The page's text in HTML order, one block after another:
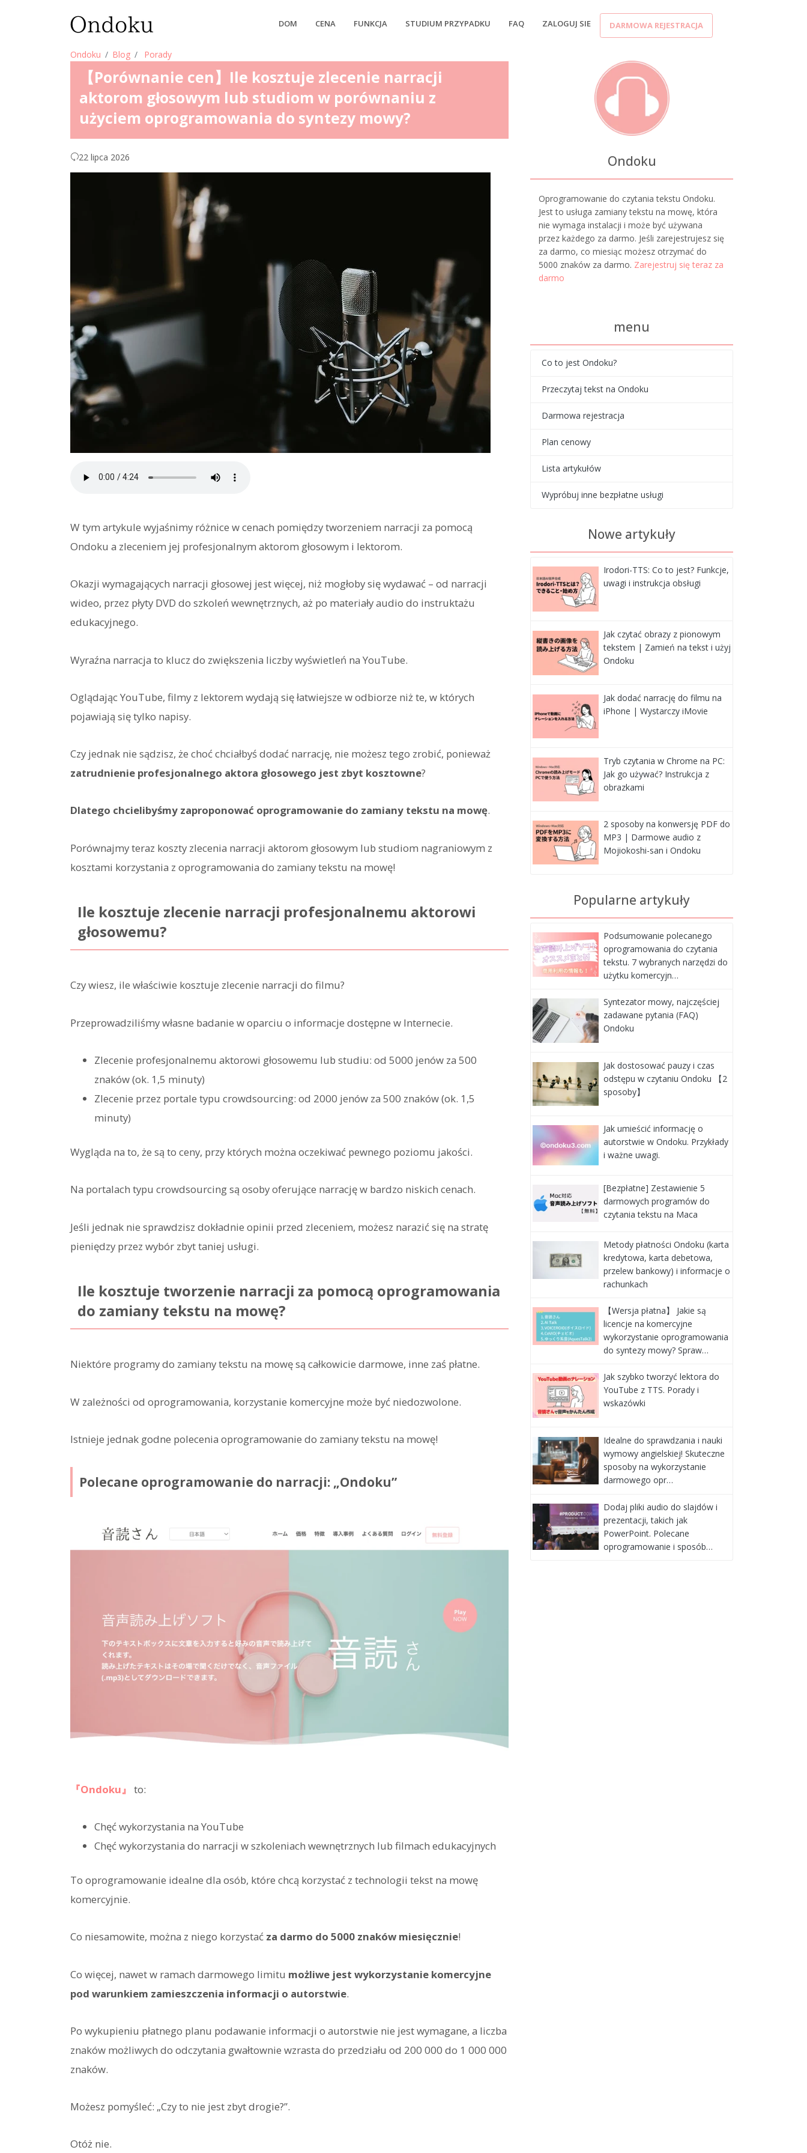
DOM CENA FUNKCJA STUDIUM PRZYPADKU FAQ ZALOGUJ SIE DARMOWA REJESTRACJA
Ondoku Blog Porady
【Porównanie cen】Ile kosztuje zlecenie narracji
aktorom głosowym lub studiom w porównaniu z
użyciem oprogramowania do syntezy mowy?
22 lipca 2026
W tym artykule wyjaśnimy różnice w cenach pomiędzy tworzeniem narracji za pomocą
Ondoku a zleceniem jej profesjonalnym aktorom głosowym i lektorom.
Okazji wymagających narracji głosowej jest więcej, niż mogłoby się wydawać – od narracji
wideo, przez płyty DVD do szkoleń wewnętrznych, aż po materiały audio do instruktażu
edukacyjnego.
Wyraźna narracja to klucz do zwiększenia liczby wyświetleń na YouTube.
Oglądając YouTube, filmy z lektorem wydają się łatwiejsze w odbiorze niż te, w których
pojawiają się tylko napisy.
Czy jednak nie sądzisz, że choć chciałbyś dodać narrację, nie możesz tego zrobić, ponieważ
zatrudnienie profesjonalnego aktora głosowego jest zbyt kosztowne?
Dlatego chcielibyśmy zaproponować oprogramowanie do zamiany tekstu na mowę.
Porównajmy teraz koszty zlecenia narracji aktorom głosowym lub studiom nagraniowym z
kosztami korzystania z oprogramowania do zamiany tekstu na mowę!
Ile kosztuje zlecenie narracji profesjonalnemu aktorowi
głosowemu?
Czy wiesz, ile właściwie kosztuje zlecenie narracji do filmu?
Przeprowadziliśmy własne badanie w oparciu o informacje dostępne w Internecie.
Zlecenie profesjonalnemu aktorowi głosowemu lub studiu: od 5000 jenów za 500
znaków (ok. 1,5 minuty)
Zlecenie przez portale typu crowdsourcing: od 2000 jenów za 500 znaków (ok. 1,5
minuty)
Wygląda na to, że są to ceny, przy których można oczekiwać pewnego poziomu jakości.
Na portalach typu crowdsourcing są osoby oferujące narrację w bardzo niskich cenach.
Jeśli jednak nie sprawdzisz dokładnie opinii przed zleceniem, możesz narazić się na stratę
pieniędzy przez wybór zbyt taniej usługi.
Ile kosztuje tworzenie narracji za pomocą oprogramowania
do zamiany tekstu na mowę?
Niektóre programy do zamiany tekstu na mowę są całkowicie darmowe, inne zaś płatne.
W zależności od oprogramowania, korzystanie komercyjne może być niedozwolone.
Istnieje jednak godne polecenia oprogramowanie do zamiany tekstu na mowę!
Polecane oprogramowanie do narracji: „Ondoku”
『Ondoku』 to:
Chęć wykorzystania na YouTube
Chęć wykorzystania do narracji w szkoleniach wewnętrznych lub filmach edukacyjnych
To oprogramowanie idealne dla osób, które chcą korzystać z technologii tekst na mowę
komercyjnie.
Co niesamowite, można z niego korzystać za darmo do 5000 znaków miesięcznie!
Co więcej, nawet w ramach darmowego limitu możliwe jest wykorzystanie komercyjne
pod warunkiem zamieszczenia informacji o autorstwie.
Po wykupieniu płatnego planu podawanie informacji o autorstwie nie jest wymagane, a liczba
znaków możliwych do odczytania gwałtownie wzrasta do przedziału od 200 000 do 1 000 000
znaków.
Możesz pomyśleć: „Czy to nie jest zbyt drogie?”.
Otóż nie.
Ondoku
Oprogramowanie do czytania tekstu Ondoku.
Jest to usługa zamiany tekstu na mowę, która
nie wymaga instalacji i może być używana
przez każdego za darmo. Jeśli zarejestrujesz się
za darmo, co miesiąc możesz otrzymać do
5000 znaków za darmo. Zarejestruj się teraz za
darmo
menu
Co to jest Ondoku?
Przeczytaj tekst na Ondoku
Darmowa rejestracja
Plan cenowy
Lista artykułów
Wypróbuj inne bezpłatne usługi
Nowe artykuły
Irodori-TTS: Co to jest? Funkcje,
uwagi i instrukcja obsługi
Jak czytać obrazy z pionowym
tekstem | Zamień na tekst i użyj
Ondoku
Jak dodać narrację do filmu na
iPhone | Wystarczy iMovie
Tryb czytania w Chrome na PC:
Jak go używać? Instrukcja z
obrazkami
2 sposoby na konwersję PDF do
MP3 | Darmowe audio z
Mojiokoshi-san i Ondoku
Popularne artykuły
Podsumowanie polecanego
oprogramowania do czytania
tekstu. 7 wybranych narzędzi do
użytku komercyjn…
Syntezator mowy, najczęściej
zadawane pytania (FAQ)
Ondoku
Jak dostosować pauzy i czas
odstępu w czytaniu Ondoku 【2
sposoby】
Jak umieścić informację o
autorstwie w Ondoku. Przykłady
i ważne uwagi.
[Bezpłatne] Zestawienie 5
darmowych programów do
czytania tekstu na Maca
Metody płatności Ondoku (karta
kredytowa, karta debetowa,
przelew bankowy) i informacje o
rachunkach
【Wersja płatna】 Jakie są
licencje na komercyjne
wykorzystanie oprogramowania
do syntezy mowy? Spraw…
Jak szybko tworzyć lektora do
YouTube z TTS. Porady i
wskazówki
Idealne do sprawdzania i nauki
wymowy angielskiej! Skuteczne
sposoby na wykorzystanie
darmowego opr…
Dodaj pliki audio do slajdów i
prezentacji, takich jak
PowerPoint. Polecane
oprogramowanie i sposób…